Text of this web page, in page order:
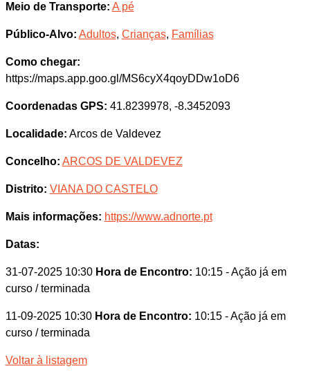
Meio de Transporte: A pé
Público-Alvo: Adultos, Crianças, Famílias
Como chegar:
https://maps.app.goo.gl/MS6cyX4qoyDDw1oD6
Coordenadas GPS: 41.8239978, -8.3452093
Localidade: Arcos de Valdevez
Concelho: ARCOS DE VALDEVEZ
Distrito: VIANA DO CASTELO
Mais informações: https://www.adnorte.pt
Datas:
31-07-2025 10:30 Hora de Encontro: 10:15 - Ação já em
curso / terminada
11-09-2025 10:30 Hora de Encontro: 10:15 - Ação já em
curso / terminada
Voltar à listagem